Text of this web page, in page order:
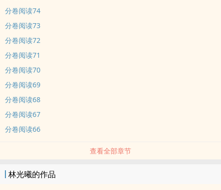
爱情的他给攻陷了。
两人开启了幸福甜蜜的模式，没想到白月光再次出现。而之前没有达
到目的的姐姐，也把过错算在了宋一丞的头上。
不要看文案好像很严肃，其实这是真爱打败七年白月光的狗血宠文。
大部分甜，少部分虐。
分卷阅读74
分卷阅读73
分卷阅读72
分卷阅读71
分卷阅读70
分卷阅读69
分卷阅读68
分卷阅读67
分卷阅读66
查看全部章节
林光曦的作品